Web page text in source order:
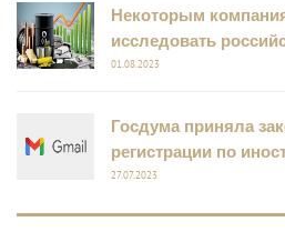
Некоторым
исследовать
01.08.2023
Госдума приняла
регистрации по
27.07.2023